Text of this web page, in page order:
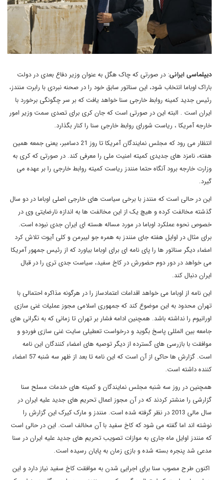
دیپلماسی ایرانی: در صورتی که چاک هگل به عنوان وزیر دفاع بعدی در دولت
باراک اوباما انتخاب شود، این سناتور سابق خود را در صحنه نبردی با رابرت منندز،
رئیس جدید کمینه روابط خارجی سنا خواهد یافت که بر سر چگونگی برخورد با
ایران است . البته این در صورتی است که جان کری برای تصدی سمت وزیر امور
خارجه آمریکا ، ریاست شورای روابط خارجی سنا را کنار بگذارد.
انتظار می رود که مجلس نمایندگان آمریکا تا روز 21 دسامبر، یعنی جمعه همین
هفته، نامزد های جدیدی کمیته امنیت ملی را معرفی کند. در صورتی که کری به
وزارت خارجه برود آنگاه حتما منندز ریاست کمیته روابط خارجی را بر عهده می
گیرد.
این در حالی است که منندز با برخی سیاست های خارجی اصلی اوباما در دو سال
گذشته مخالفت کرده و هیچ یک از این مخالفت ها به اندازه نارضایتی وی در
خصوص نحوه عملکرد اوباما در مورد مساله هسته ای ایران جدی نبوده است.
برای مثال در اوایل هفته جای منندز به همره جو لیبرمن و کلی آیوت تلاش کرد
امضاء دیگر سناتور ها را پای نامه ای برای اوباما بیاورد که از رئیس جمهور آمریکا
می خواهد در دور دوم حضورش در کاخ سفید، سیاست جدی تری را در قبال
ایران دنبال کند.
این نامه از اوباما می خواهد اقدامات اعتمادساز را در هرگونه مذاکره احتمالی با
تهران محدود به این موضوع کند که جمهوری اسلامی مجوز عملیات غنی سازی
اورانیوم را نداشته باشد. همچنین ادامه فشار بر تهران تا زمانی که به نگرانی های
جامعه بین المللی پاسخ بگوید و درخواست تعطیلی سایت غنی سازی فوردو و
موافقت با بازرسی های گسترده از دیگر توصیه های امضاء کنندگان این نامه
است. گزارش ها حاکی از آن است که این نامه تا بعد از ظهر سه شنبه 57 امضاء
کننده داشته است.
همچنین در روز سه شنبه مجلس نمایندگان و کمیته های خدمات مسلح سنا
گزارشی را منشتر کردند که در آن مجوز اعمال تحریم های جدید علیه ایران در
سال مالی 2013 در نظر گرفته شده است. منندز و مارک کیرک این گزارش را
نوشته اند اما گفته می شود که کاخ سفید با آن مخالف است. این در حالی است
که منندز اوایل ماه جاری به موازات تصویب تحریم های جدید علیه ایران در سنا
مدعی شد پنجره بسته شده و بازی زمان به پایان رسیده است.
اکنون طرح مصوب سنا برای اجرایی شدن به موافقت کاخ سفید نیاز دارد و این